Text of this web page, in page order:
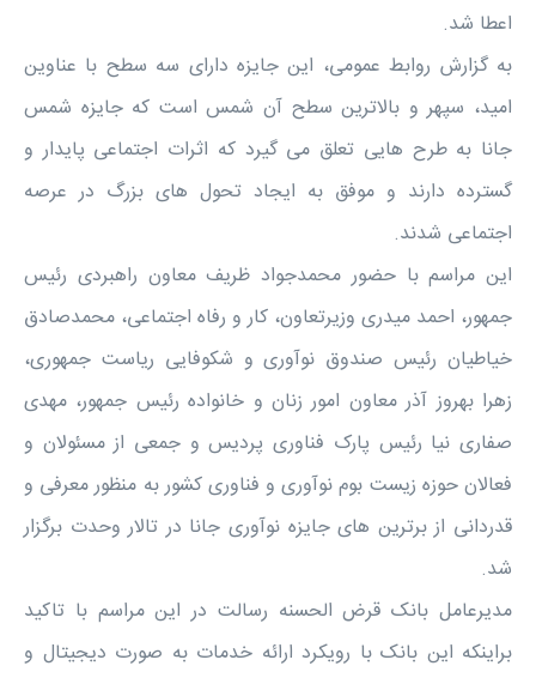
اعطا شد.
به گزارش روابط عمومی، این جایزه دارای سه سطح با عناوین
امید، سپهر و بالاترین سطح آن شمس است که جایزه شمس
جانا به طرح هایی تعلق می گیرد که اثرات اجتماعی پایدار و
گسترده دارند و موفق به ایجاد تحول های بزرگ در عرصه
اجتماعی شدند.
این مراسم با حضور محمدجواد ظریف معاون راهبردی رئیس
جمهور، احمد میدری وزیرتعاون، کار و رفاه اجتماعی، محمدصادق
خیاطیان رئیس صندوق نوآوری و شکوفایی ریاست جمهوری،
زهرا بهروز آذر معاون امور زنان و خانواده رئیس جمهور، مهدی
صفاری نیا رئیس پارک فناوری پردیس و جمعی از مسئولان و
فعالان حوزه زیست بوم نوآوری و فناوری کشور به منظور معرفی و
قدردانی از برترین های جایزه نوآوری جانا در تالار وحدت برگزار
شد.
مدیرعامل بانک قرض الحسنه رسالت در این مراسم با تاکید
براینکه این بانک با رویکرد ارائه خدمات به صورت دیجیتال و